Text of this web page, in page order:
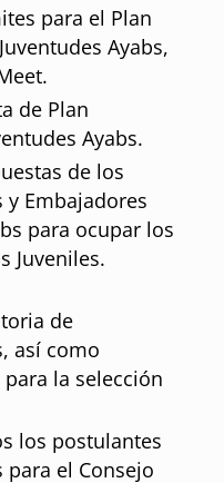
para el Plan
Ayabs,
de Plan
Ayabs.
de los
y Embajadores
para ocupar los
Juveniles.
de
así como
la selección
los postulantes
el Consejo